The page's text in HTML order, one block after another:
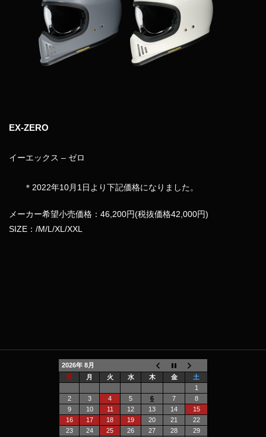
EX-ZERO
イーエックス – ゼロ
＊2022年10月1日より下記価格になりました。
メーカー希望小売価格：46,200円(税抜価格42,000円)
SIZE：/M/L/XL/XXL
2026年 8月
日
月 火 水 木 金
土
1
2
3 4 5 6 7
8
9
10 11 12 13 14
15
16
17 18 19 20 21
22
23
24 25 26 27 28
29